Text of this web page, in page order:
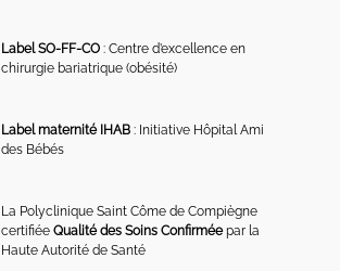
Label SO-FF-CO : Centre d’excellence en
chirurgie bariatrique (obésité)
Label maternité IHAB : Initiative Hôpital Ami
des Bébés
La Polyclinique Saint Côme de Compiègne
certifiéeQualité des Soins Confirméepar la
Haute Autorité de Santé